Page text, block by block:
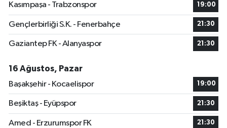
Kasımpaşa - Trabzonspor 19:00
Gençlerbirliği S.K. - Fenerbahçe 21:30
Gaziantep FK - Alanyaspor 21:30
16 Ağustos, Pazar
Başakşehir - Kocaelispor
19:00
Beşiktaş - Eyüpspor 21:30
Amed - Erzurumspor FK 21:30